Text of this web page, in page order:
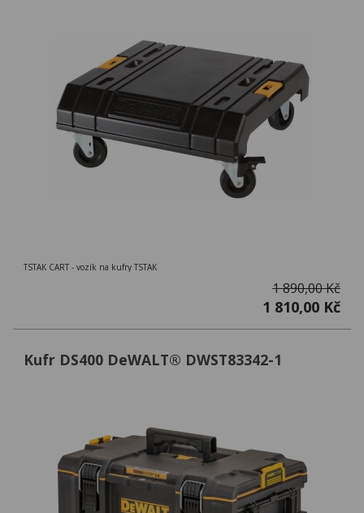
TSTAK CART - vozík na kufry TSTAK
1 890,00 Kč
1 810,00 Kč
Kufr DS400 DeWALT® DWST83342-1